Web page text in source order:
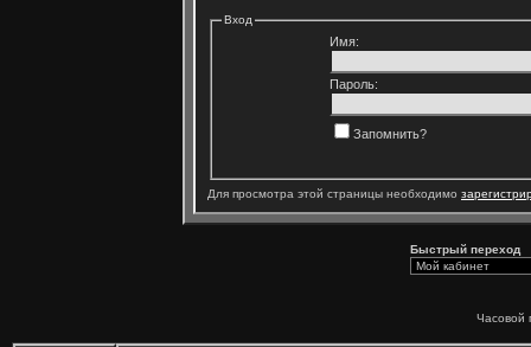
Вход
Имя:
Пароль:
Запомнить?
Для просмотра этой страницы необходимо
Быстрый переход
Часовой